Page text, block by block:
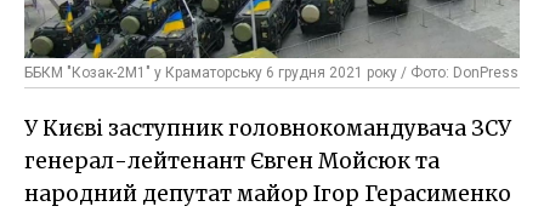
ББКМ "Козак-2М1" у Краматорську 6 грудня 2021 року / Фото: DonPress
У Києві заступник головнокомандувача ЗСУ
генерал-лейтенант Євген Мойсюк та
народний депутат майор Ігор Герасименко